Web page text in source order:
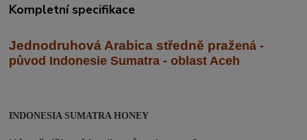
Kompletní specifikace
Jednodruhová Arabica středně pražená -
původ Indonesie Sumatra - oblast Aceh
INDONESIA SUMATRA HONEY